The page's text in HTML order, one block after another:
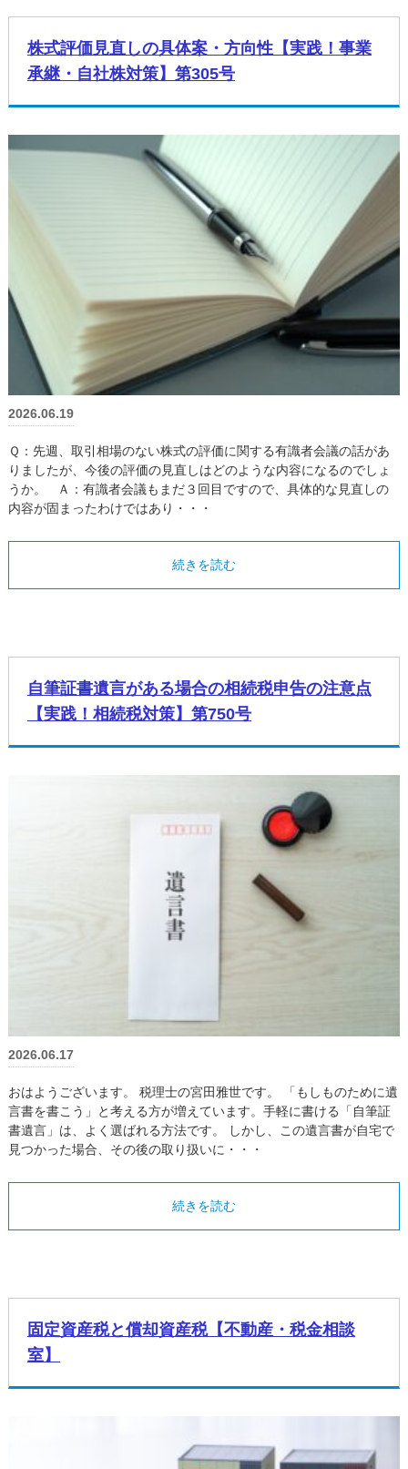
株式評価見直しの具体案・方向性【実践！事業
承継・自社株対策】第305号
2026.06.19
Ｑ：先週、取引相場のない株式の評価に関する有識者会議の話があ
りましたが、今後の評価の見直しはどのような内容になるのでしょ
うか。 Ａ：有識者会議もまだ３回目ですので、具体的な見直しの
内容が固まったわけではあり・・・
続きを読む
自筆証書遺言がある場合の相続税申告の注意点
【実践！相続税対策】第750号
2026.06.17
おはようございます。 税理士の宮田雅世です。 「もしものために遺
言書を書こう」と考える方が増えています。手軽に書ける「自筆証
書遺言」は、よく選ばれる方法です。 しかし、この遺言書が自宅で
見つかった場合、その後の取り扱いに・・・
続きを読む
固定資産税と償却資産税【不動産・税金相談
室】